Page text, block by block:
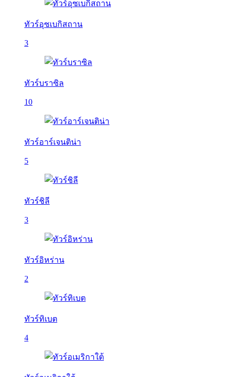
ทัวร์อุซเบกิสถาน
3
ทัวร์บราซิล
10
ทัวร์อาร์เจนติน่า
5
ทัวร์ชิลี
3
ทัวร์อิหร่าน
2
ทัวร์ทิเบต
4